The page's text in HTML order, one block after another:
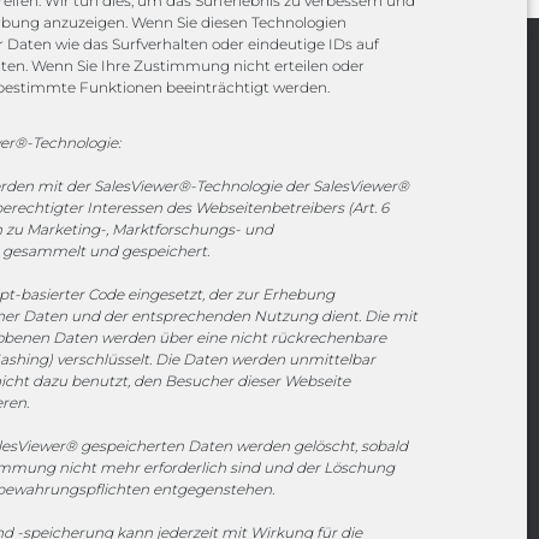
anzuzeigen. Wenn Sie diesen Technologien
wie das Surfverhalten oder eindeutige IDs auf
Wenn Sie Ihre Zustimmung nicht erteilen oder
Funktionen beeinträchtigt werden.
Technologie:
mit der SalesViewer®-Technologie der SalesViewer®
Interessen des Webseitenbetreibers (Art. 6
zu Marketing-, Marktforschungs- und
und gespeichert.
basierter Code eingesetzt, der zur Erhebung
Daten und der entsprechenden Nutzung dient. Die mit
Daten werden über eine nicht rückrechenbare
verschlüsselt. Die Daten werden unmittelbar
dazu benutzt, den Besucher dieser Webseite
gespeicherten Daten werden gelöscht, sobald
nicht mehr erforderlich sind und der Löschung
entgegenstehen.
-speicherung kann jederzeit mit Wirkung für die
Channels
+49 2173 265 06 0
Mo. - Do. 08:00 - 17:00 Uhr
Sponsoring